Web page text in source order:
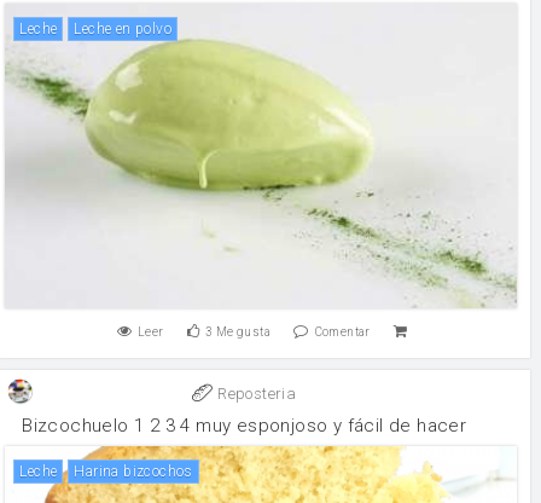
leche leche en polvo
Leer 3 Me gusta Comentar
Reposteria
Bizcochuelo 1 2 3 4 muy esponjoso y fácil de hacer
leche harina bizcochos